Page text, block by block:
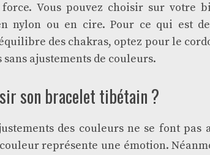
Vous pouvez choisir sur votre
nylon ou en cire. Pour ce qui est
des chakras, optez pour le
sans ajustements de couleurs.
son bracelet tibétain ?
des couleurs ne se font pas
représente une émotion.